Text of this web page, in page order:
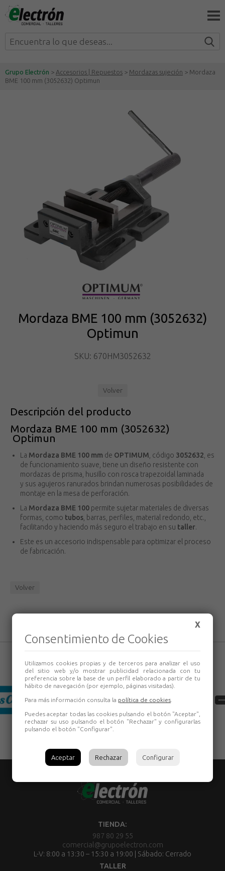
Grupo Electrón > Accesorios | Repuestos > Mordazas sujeción > Mordaza
BME 100 mm (3052632) Optimun
Mordaza BME 100 mm (3052632)
Optimun
SKU: 670HM3052632
Volver
Descripción del producto
Mordaza BME 100 mm (3052632)
Optimun
La Mordaza BME 100 mm de OPTIMUM, código 3052632, es
de funcionamiento suave, tiene un diseño resistente con
mordazas de prisma, husillo con rosca trapezoidal laminada
y sus agujeros ranurados brindan numerosas posibilidades de
montaje en la mesa de perforación.
La Mordaza BME 100 permite sujetar materiales de diversas
formas, como tubos, barras, perfiles, material redondo, etc.,
facilitando y haciendo más seguro el trabajo en su taller.
Este es un accesorio indispensable para optimizar el proceso
de fabricación.
Volver
TIENDA:
987 80 29 55
comercial@grupoelectron.com
L-V: 8:00 a 13:30 – 15:30 a 19:00 | Sábado: Cerrado
TALLER
X
Consentimiento de Cookies
Utilizamos cookies propias y de terceros para analizar el uso
del sitio web y/o mostrar publicidad relacionada con tu
preferencia sobre la base de un perfil elaborado a partir de tu
hábito de navegación (por ejemplo, páginas visitadas).
Para más información consulta la política de cookies
Puedes aceptar todas las cookies pulsando el botón "Aceptar",
rechazar su uso pulsando el botón "Rechazar" y configurarlas
pulsando el botón "Configurar".
Aceptar Rechazar Configurar